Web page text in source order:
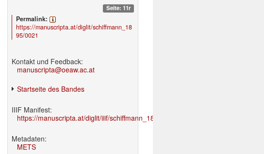
Seite: 11r
Permalink:
https://manuscripta.at/diglit/schiffmann_18
95/0021
Kontakt und Feedback:
manuscripta@oeaw.ac.at
Startseite des Bandes
IIIF Manifest:
https://manuscripta.at/diglit/iiif/schiffmann_1895/manifest.json
Metadaten:
METS